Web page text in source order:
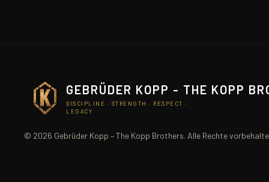
GEBRÜDER KOPP - THE KOPP
DISCIPLINE · STRENGTH · RESPECT ·
LEGACY
© 2026 Gebrüder Kopp – The Kopp Brothers. Alle Rechte